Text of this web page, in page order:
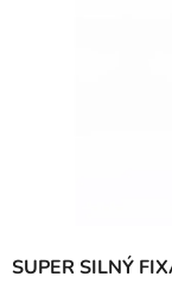
SUPER SILNÝ